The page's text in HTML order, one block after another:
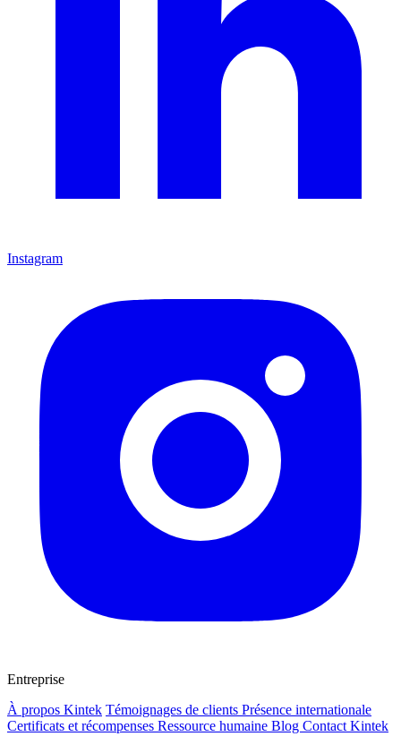
Instagram
Entreprise
À propos Kintek Témoignages de clients Présence internationale
Certificats et récompenses Ressource humaine Blog Contact Kintek